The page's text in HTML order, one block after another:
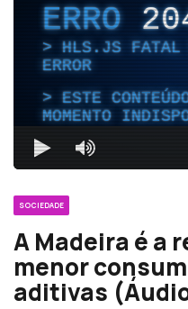
ERRO
HLS.JS FATAL
ERROR
ESTE
MOMENTO
SOCIEDADE
A Madeira é a
menor
aditivas